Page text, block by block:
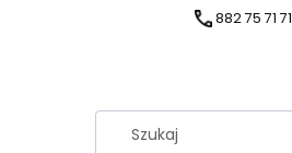
882 75 71 71